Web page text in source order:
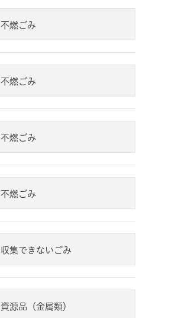
不燃ごみ
不燃ごみ
不燃ごみ
不燃ごみ
収集できないごみ
資源品（金属類）